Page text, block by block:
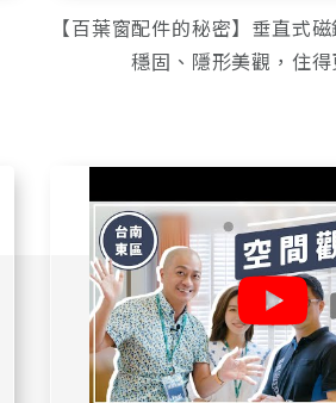
【百葉窗配件的秘密】垂直式
穩固、隱形美觀，住得